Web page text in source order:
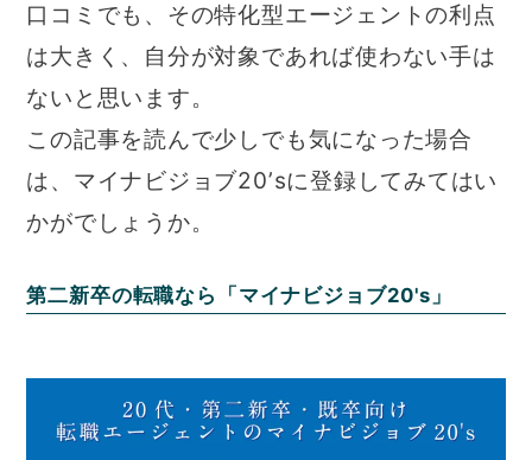
口コミでも、その特化型エージェントの利点
は大きく、自分が対象であれば使わない手は
ないと思います。
この記事を読んで少しでも気になった場合
は、マイナビジョブ20’sに登録してみてはい
かがでしょうか。
第二新卒の転職なら「マイナビジョブ20's」